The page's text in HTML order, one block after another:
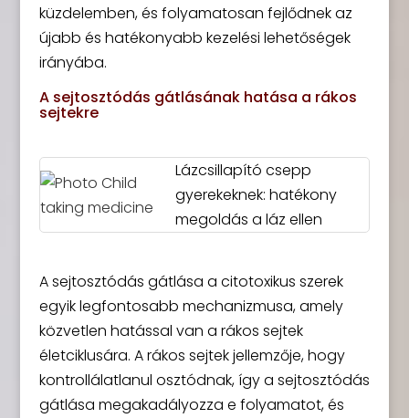
küzdelemben, és folyamatosan fejlődnek az
újabb és hatékonyabb kezelési lehetőségek
irányába.
A sejtosztódás gátlásának hatása a rákos
sejtekre
Lázcsillapító csepp
gyerekeknek: hatékony
megoldás a láz ellen
A sejtosztódás gátlása a citotoxikus szerek
egyik legfontosabb mechanizmusa, amely
közvetlen hatással van a rákos sejtek
életciklusára. A rákos sejtek jellemzője, hogy
kontrollálatlanul osztódnak, így a sejtosztódás
gátlása megakadályozza e folyamatot, és